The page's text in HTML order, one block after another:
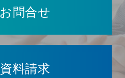
お問合せ
資料請求